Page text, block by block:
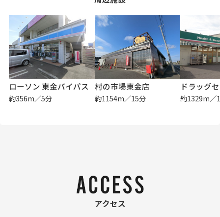
ローソン 東金バイパス
約356m／5分
村の市場東金店
約1154m／15分 約1329m／
アクセス